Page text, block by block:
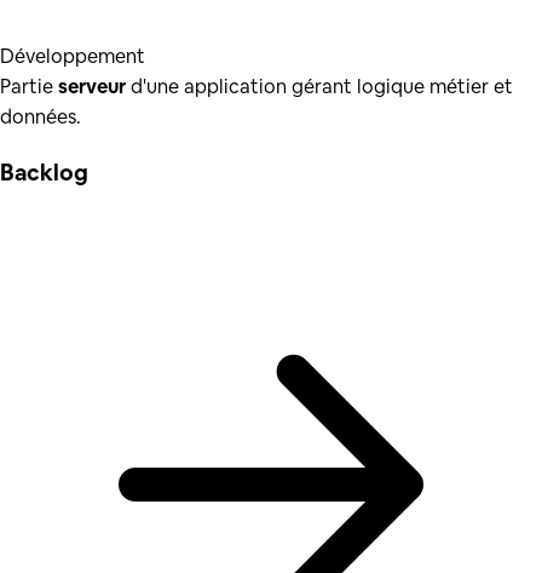
Développement
Partieserveurd'une application gérant logique métier et
données.
Backlog